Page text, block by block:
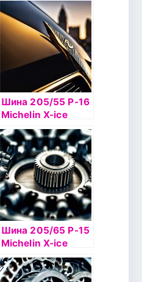
Шина 205/55 Р-16
Michelin X-ice
North 2 94Т б/к
шип
Шина 205/65 Р-15
Michelin X-ice
North 3 99Т б/к